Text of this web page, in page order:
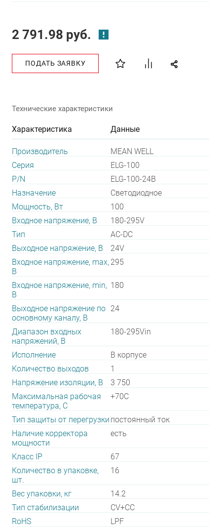
2 791.98 руб.
ПОДАТЬ ЗАЯВКУ
Технические характеристики
Характеристика Данные
Производитель
MEAN WELL
Серия
ELG-100
P/N
ELG-100-24B
Назначение
Светодиодное
Мощность, Вт
100
Входное напряжение, В
180-295V
Тип
AC-DC
Выходное напряжение, В
24V
Входное напряжение, max,
В
295
Входное напряжение, min,
В
180
Выходное напряжение по
основному каналу, В
24
Диапазон входных
напряжений, В
180-295Vin
Исполнение
В корпусе
Количество выходов
1
Напряжение изоляции, В
3 750
Максимальная рабочая
температура, C
+70C
Тип защиты от перегрузки постоянный ток
Наличие корректора
мощности
есть
Класс IP
67
Количество в упаковке,
шт.
16
Вес упаковки, кг
14.2
Тип стабилизации
CV+CC
RoHS
LPF